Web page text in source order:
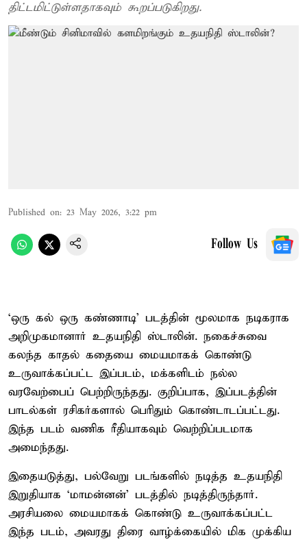
திட்டமிட்டுள்ளதாகவும் கூறப்படுகிறது.
Published on: 23 May 2026, 3:22 pm
Follow Us
‘ஒரு கல் ஒரு கண்ணாடி’ படத்தின் மூலமாக நடிகராக
அறிமுகமானார் உதயநிதி ஸ்டாலின். நகைச்சுவை
கலந்த காதல் கதையை மையமாகக் கொண்டு
உருவாக்கப்பட்ட இப்படம், மக்களிடம் நல்ல
வரவேற்பைப் பெற்றிருந்தது. குறிப்பாக, இப்படத்தின்
பாடல்கள் ரசிகர்களால் பெரிதும் கொண்டாடப்பட்டது.
இந்த படம் வணிக ரீதியாகவும் வெற்றிப்படமாக
அமைந்தது.
இதையடுத்து, பல்வேறு படங்களில் நடித்த உதயநிதி
இறுதியாக ‘மாமன்னன்’ படத்தில் நடித்திருந்தார்.
அரசியலை மையமாகக் கொண்டு உருவாக்கப்பட்ட
இந்த படம், அவரது திரை வாழ்க்கையில் மிக முக்கிய